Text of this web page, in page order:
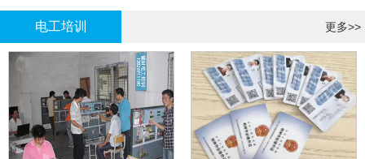
理证考证
电工培训 更多>>